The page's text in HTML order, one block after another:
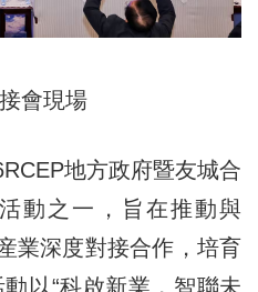
會現場
地方政府暨友城合
動之一，旨在推動與
業深度對接合作，培育
以“科啟新業，智聯未